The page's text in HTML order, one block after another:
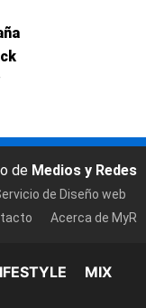
de Medios y Redes
de Diseño web
Acerca de MyR
MIX